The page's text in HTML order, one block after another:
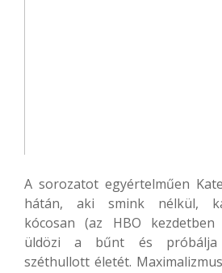
A sorozatot egyértelműen
hátán, aki smink nélkül,
kócosan (az HBO
üldözi a bűnt és próbálja
széthullott életét.